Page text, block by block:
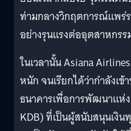
ท่ามกลางวิกฤตการณ์แพร่
อย่างรุนแรงต่ออุตสาหกรร
ในเวลานั้น Asiana
หนัก จนเรียกได้ว่ากำลังเ
ธนาคารเพื่อการพัฒนาแห่
KDB) ที่เป็นผู้สนับสนุนเงิน